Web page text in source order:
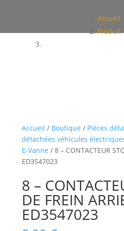
Accueil
Produit
Accueil / Boutique / Pièces
détachées véhicules
E-Vanne / 8 – CONTACTEUR
ED3547023
8 –
DE FREIN
ED3547023